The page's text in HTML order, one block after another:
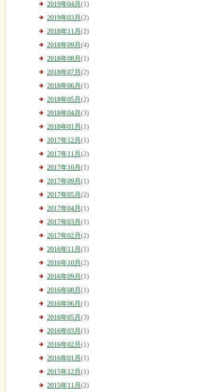
2019年04月 (1)
2019年03月 (2)
2018年11月 (2)
2018年09月 (4)
2018年08月 (1)
2018年07月 (2)
2018年06月 (1)
2018年05月 (2)
2018年04月 (3)
2018年01月 (1)
2017年12月 (1)
2017年11月 (2)
2017年10月 (1)
2017年09月 (1)
2017年05月 (2)
2017年04月 (1)
2017年03月 (1)
2017年02月 (2)
2016年11月 (1)
2016年10月 (2)
2016年09月 (1)
2016年08月 (1)
2016年06月 (1)
2016年05月 (3)
2016年03月 (1)
2016年02月 (1)
2016年01月 (1)
2015年12月 (1)
2015年11月 (2)